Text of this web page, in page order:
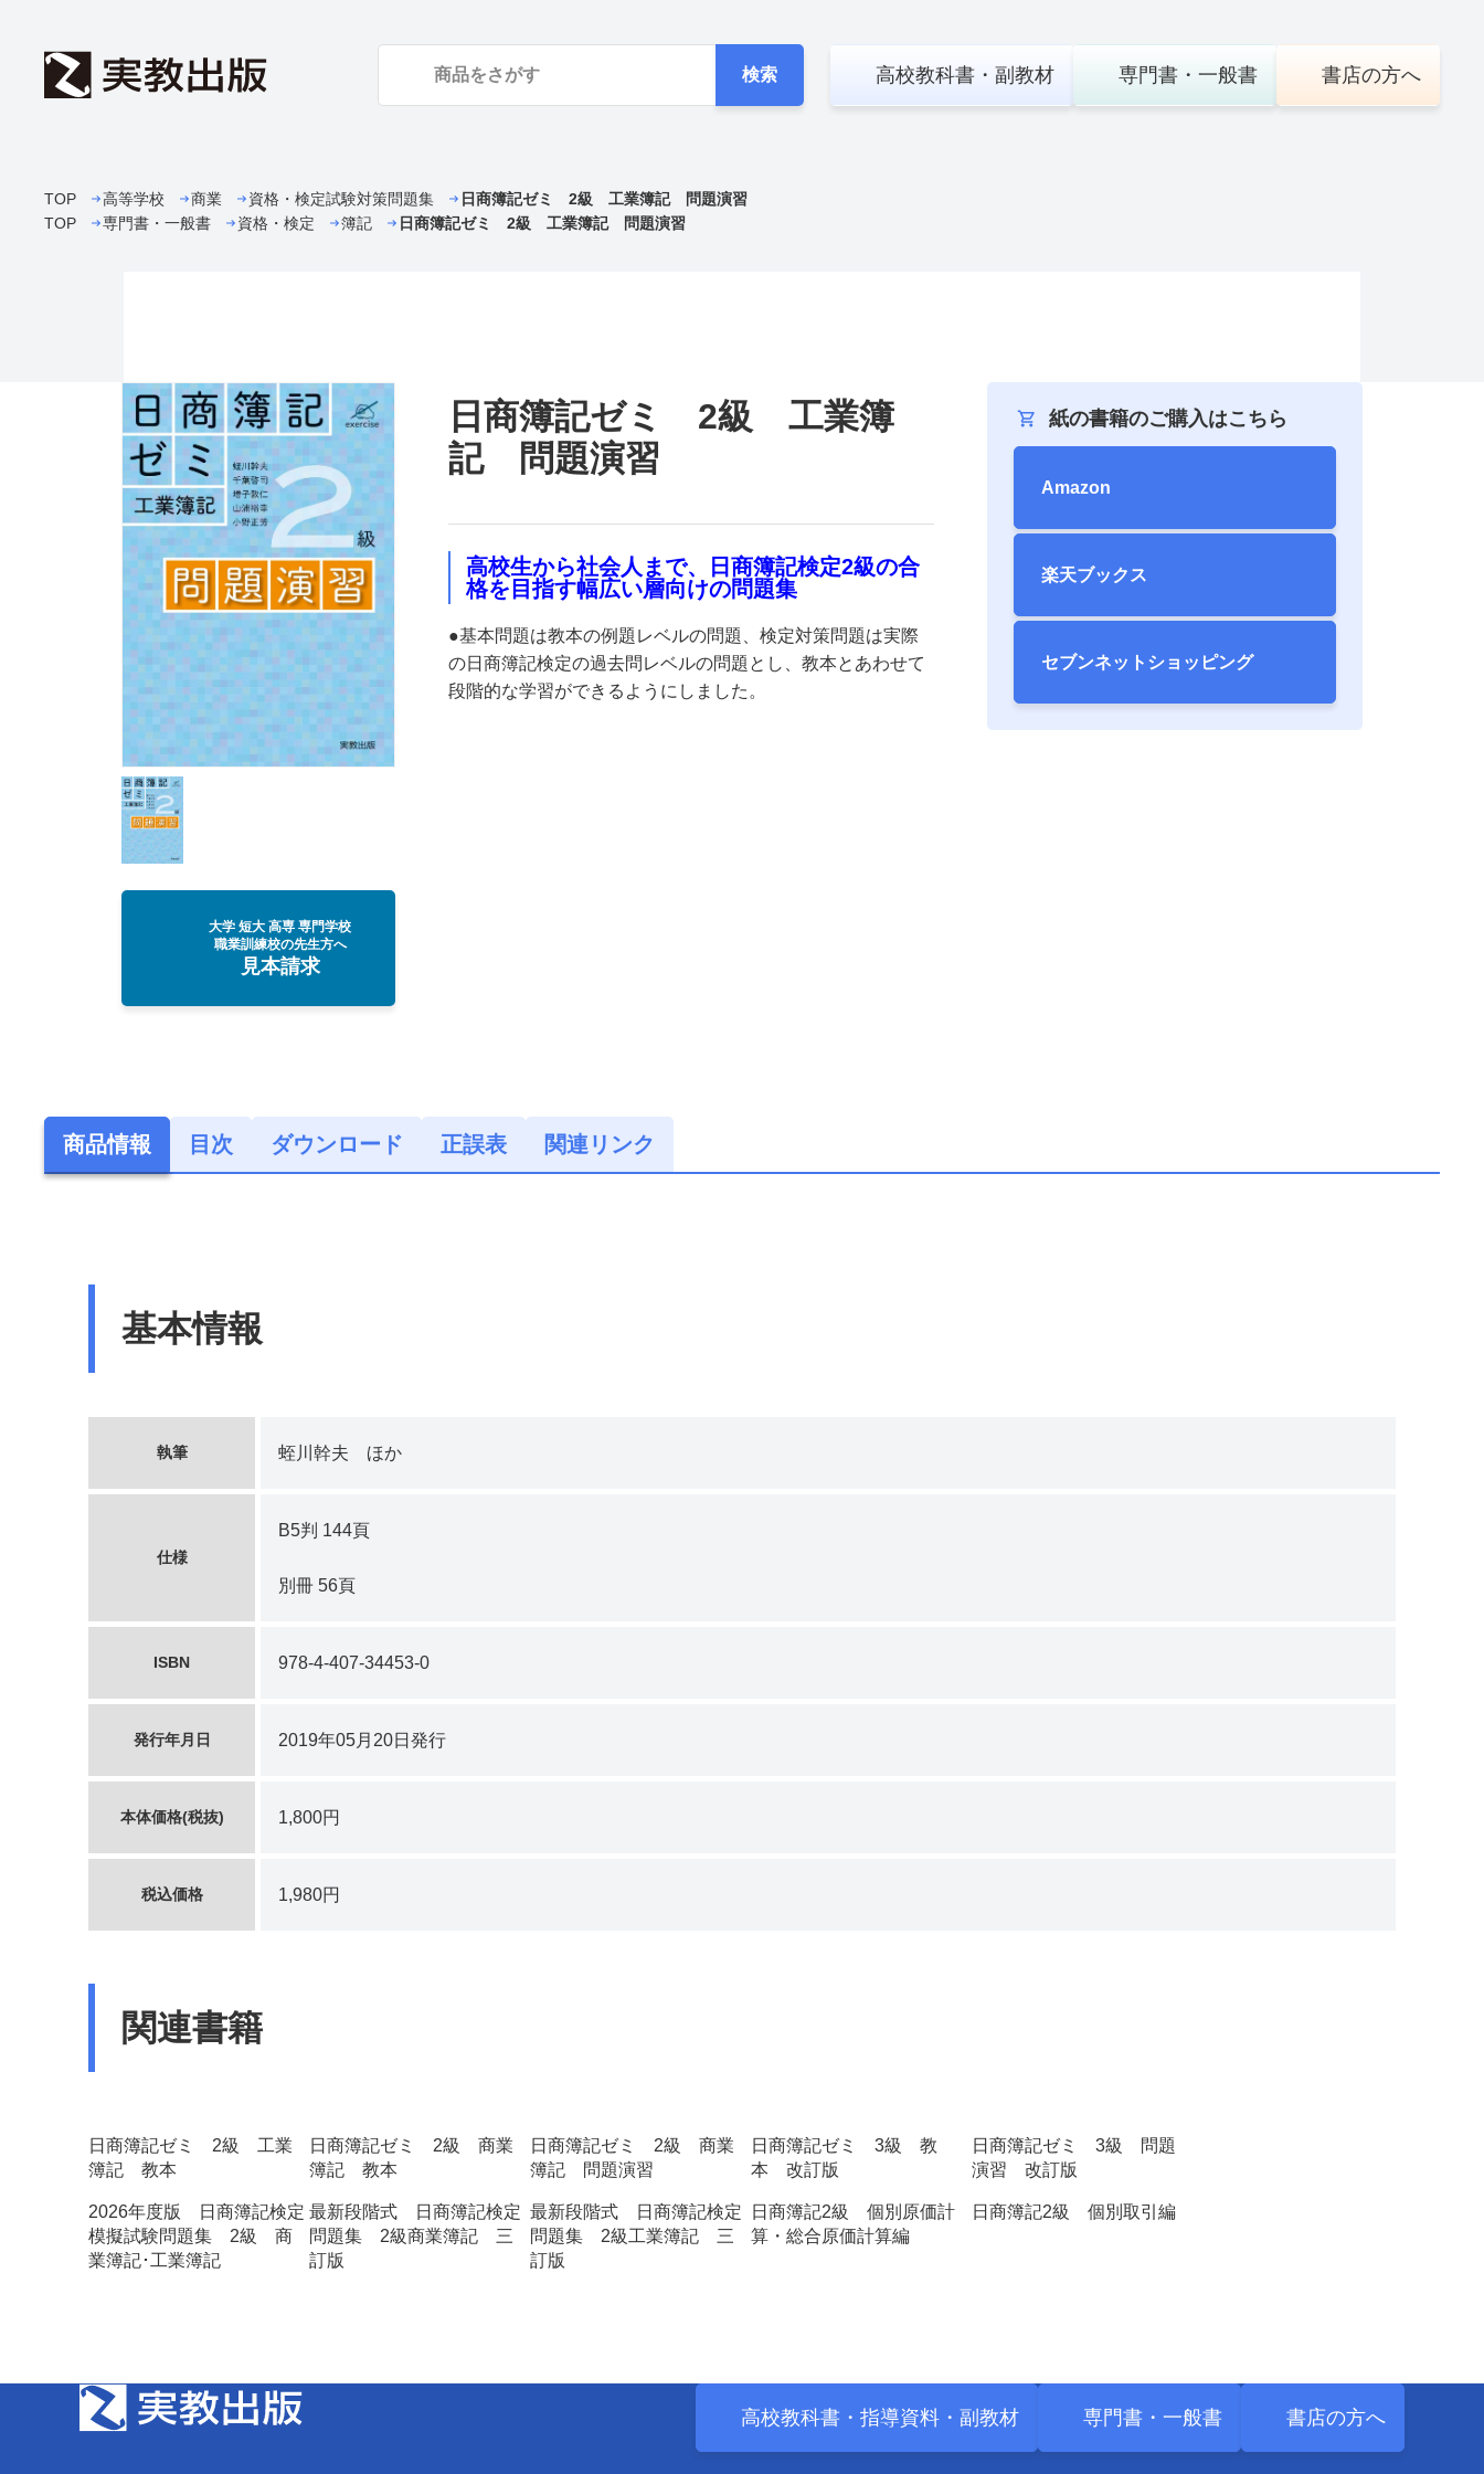
検索 高校教科書・ 副教材 専門書・ 一般書 書店の方へ
TOP 高等学校 商業 資格・検定試験対策問題集
日商簿記ゼミ 2級 工業簿記 問題演習
TOP
専門書・一般書 資格・検定 簿記 日商簿記ゼミ 2級 工業簿記 問題演習
大学 短大 高専 専門学校
職業訓練校の先生方へ
見本請求
日商簿記ゼミ 2級 工業簿
記 問題演習
高校生から社会人まで、日商簿記検定2級の合
格を目指す幅広い層向けの問題集
●基本問題は教本の例題レベルの問題、検定対策問題は実際
の日商簿記検定の過去問レベルの問題とし、教本とあわせて
段階的な学習ができるようにしました。
紙の書籍のご購入はこちら
Amazon
楽天ブックス
セブンネット ショッピング
商品情報 目次 ダウンロード 正誤表 関連リンク
基本情報
執筆 蛭川幹夫 ほか
仕様
B5判 144頁
別冊 56頁
ISBN 978-4-407-34453-0
発行年月日 2019年05月20日発行
本体価格(税抜) 1,800円
税込価格 1,980円
関連書籍
日商簿記ゼミ 2級 工業
簿記 教本
日商簿記ゼミ 2級 商業
簿記 教本
日商簿記ゼミ 2級 商業
簿記 問題演習
日商簿記ゼミ 3級 教
本 改訂版
日商簿記ゼミ 3級 問題
演習 改訂版
2026年度版 日商簿記検定
模擬試験問題集 2級 商
業簿記･工業簿記
最新段階式 日商簿記検定
問題集 2級商業簿記 三
訂版
最新段階式 日商簿記検定
問題集 2級工業簿記 三
訂版
日商簿記2級 個別原価計
算・総合原価計算編
日商簿記2級 個別取引編
高校教科書・ 指導資料・ 副教材 専門書・ 一般書 書店の方へ